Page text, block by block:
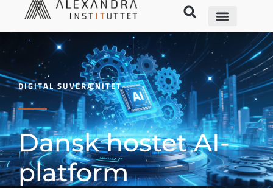
DIGITAL SUVERÆNITET
Dansk hostet AI-
platform